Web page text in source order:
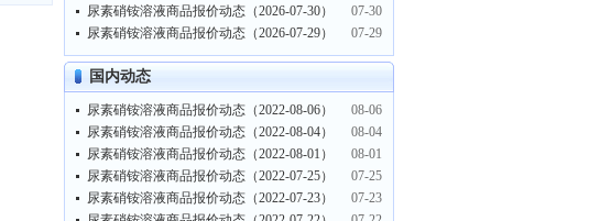
尿素硝铵溶液商品报价动态（2026-07-30）
07-30
尿素硝铵溶液商品报价动态（2026-07-29）
07-29
国内动态
尿素硝铵溶液商品报价动态（2022-08-06）
08-06
尿素硝铵溶液商品报价动态（2022-08-04）
08-04
尿素硝铵溶液商品报价动态（2022-08-01）
08-01
尿素硝铵溶液商品报价动态（2022-07-25）
07-25
尿素硝铵溶液商品报价动态（2022-07-23）
07-23